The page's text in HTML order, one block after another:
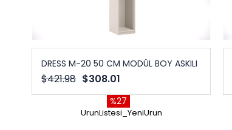
DRESS M-20 50 CM MODÜL BOY ASKILI
$308.01
$421.98
%27
UrunListesi_YeniUrun